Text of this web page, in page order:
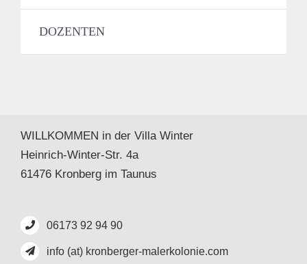
DOZENTEN
WILLKOMMEN in der Villa Winter
Heinrich-Winter-Str. 4a
61476 Kronberg im Taunus
06173 92 94 90
info (at) kronberger-malerkolonie.com